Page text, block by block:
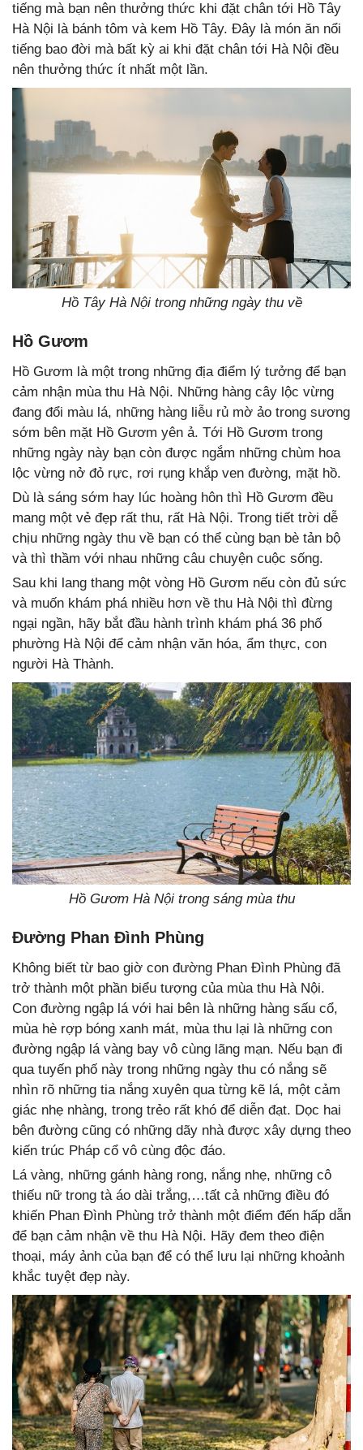
tiếng mà bạn nên thưởng thức khi đặt chân tới Hồ Tây
Hà Nội là bánh tôm và kem Hồ Tây. Đây là món ăn nổi
tiếng bao đời mà bất kỳ ai khi đặt chân tới Hà Nội đều
nên thưởng thức ít nhất một lần.
Hồ Tây Hà Nội trong những ngày thu về
Hồ Gươm
Hồ Gươm là một trong những địa điểm lý tưởng để bạn
cảm nhận mùa thu Hà Nội. Những hàng cây lộc vừng
đang đổi màu lá, những hàng liễu rủ mờ ảo trong sương
sớm bên mặt Hồ Gươm yên ả. Tới Hồ Gươm trong
những ngày này bạn còn được ngắm những chùm hoa
lộc vừng nở đỏ rực, rơi rụng khắp ven đường, mặt hồ.
Dù là sáng sớm hay lúc hoàng hôn thì Hồ Gươm đều
mang một vẻ đẹp rất thu, rất Hà Nội. Trong tiết trời dễ
chịu những ngày thu về bạn có thể cùng bạn bè tản bộ
và thì thầm với nhau những câu chuyện cuộc sống.
Sau khi lang thang một vòng Hồ Gươm nếu còn đủ sức
và muốn khám phá nhiều hơn về thu Hà Nội thì đừng
ngại ngần, hãy bắt đầu hành trình khám phá 36 phố
phường Hà Nội để cảm nhận văn hóa, ẩm thực, con
người Hà Thành.
Hồ Gươm Hà Nội trong sáng mùa thu
Đường Phan Đình Phùng
Không biết từ bao giờ con đường Phan Đình Phùng đã
trở thành một phần biểu tượng của mùa thu Hà Nội.
Con đường ngập lá với hai bên là những hàng sấu cổ,
mùa hè rợp bóng xanh mát, mùa thu lại là những con
đường ngập lá vàng bay vô cùng lãng mạn. Nếu bạn đi
qua tuyến phố này trong những ngày thu có nắng sẽ
nhìn rõ những tia nắng xuyên qua từng kẽ lá, một cảm
giác nhẹ nhàng, trong trẻo rất khó để diễn đạt. Dọc hai
bên đường cũng có những dãy nhà được xây dựng theo
kiến trúc Pháp cổ vô cùng độc đáo.
Lá vàng, những gánh hàng rong, nắng nhẹ, những cô
thiếu nữ trong tà áo dài trắng,…tất cả những điều đó
khiến Phan Đình Phùng trở thành một điểm đến hấp dẫn
để bạn cảm nhận về thu Hà Nội. Hãy đem theo điện
thoại, máy ảnh của bạn để có thể lưu lại những khoảnh
khắc tuyệt đẹp này.